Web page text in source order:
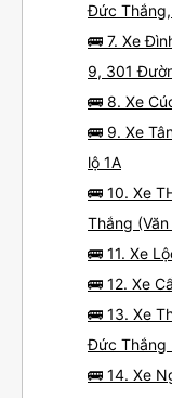
Đức
🚌 7. Xe
9, 301
🚌 8. Xe
🚌 9. Xe
lộ 1A
🚌 10. Xe
Thắng
🚌 11. Xe
🚌 12. Xe
🚌 13. Xe
Đức Thắng
🚌 14. Xe